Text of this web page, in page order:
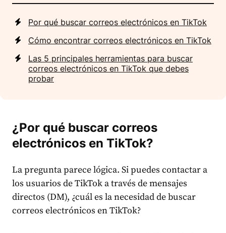
Por qué buscar correos electrónicos en TikTok
Cómo encontrar correos electrónicos en TikTok
Las 5 principales herramientas para buscar
correos electrónicos en TikTok que debes
probar
¿Por qué buscar correos
electrónicos en TikTok?
La pregunta parece lógica. Si puedes contactar a
los usuarios de TikTok a través de mensajes
directos (DM), ¿cuál es la necesidad de buscar
correos electrónicos en TikTok?